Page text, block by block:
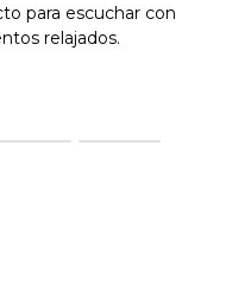
para escuchar con
relajados.